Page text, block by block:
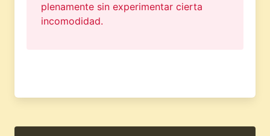
plenamente sin experimentar cierta
incomodidad.